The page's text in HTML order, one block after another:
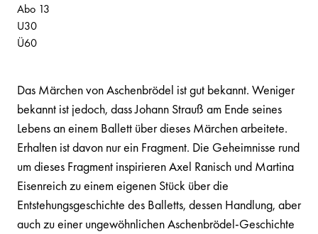
Das Märchen von Aschenbrödel ist gut bekannt. Weniger
bekannt ist jedoch, dass Johann Strauß am Ende seines
Lebens an einem Ballett über dieses Märchen arbeitete.
Erhalten ist davon nur ein Fragment. Die Geheimnisse rund
um dieses Fragment inspirieren Axel Ranisch und Martina
Eisenreich zu einem eigenen Stück über die
Entstehungsgeschichte des Balletts, dessen Handlung, aber
auch zu einer ungewöhnlichen Aschenbrödel-Geschichte
Abo 13
U30
Ü60